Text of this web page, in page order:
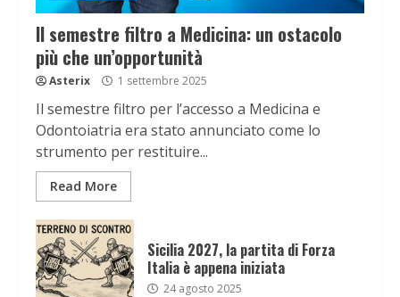
Il semestre filtro a Medicina: un ostacolo
più che un’opportunità
Asterix 1 settembre 2025
Il semestre filtro per l’accesso a Medicina e
Odontoiatria era stato annunciato come lo
strumento per restituire...
Read More
Sicilia 2027, la partita di Forza
Italia è appena iniziata
24 agosto 2025